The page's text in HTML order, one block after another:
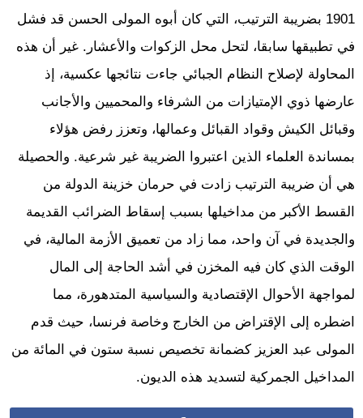
1901 بضريبة الترتيب، التي كان أبوه المولى الحسن قد فشل
في تطبيقها سابقا، لتحل محل الزكوات والأعشار. غير أن هذه
المحاولة لإصلاح النظام الجبائي جاءت نتائجها عكسية، إذ
عارضها ذوي الإمتيازات من الشرفاء والمحميين والأجانب
وقبائل الكيش وقواد القبائل وعمالها، وتعزز رفض هؤلاء
بمساندة العلماء الذين اعتبروا الضريبة غير شرعية. والحصيلة
هي أن ضريبة الترتيب زادت في حرمان خزينة الدولة من
القسط الأكبر من مداخيلها بسبب إسقاط الضرائب القديمة
والجديدة في آن واحد، مما زاد من تعميق الأزمة المالية، في
الوقت الذي كان فيه المخزن في أشد الحاجة إلى المال
لمواجهة الأحوال الإقتصادية والسياسية المتدهورة، مما
اضطره إلى الإقتراض من الخارج وخاصة فرنسا، حيث قدم
المولى عبد العزيز كضمانة تخصيص نسبة ستون في المائة من
المداخيل الجمركية لتسديد هذه الديون.